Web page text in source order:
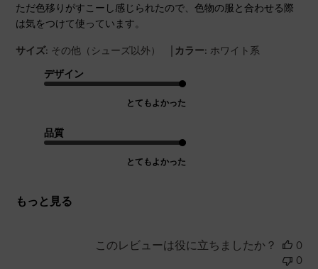
ただ色移りがすこーし感じられたので、色物の服と合わせる際
は気をつけて使っています。
サイズ: その他（シューズ以外） | カラー: ホワイト系
デザイン
とてもよかった
品質
とてもよかった
もっと見る
このレビューは役に立ちましたか？
0
0